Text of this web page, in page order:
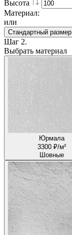
Высота
Материал:
или
Стандартный размер
Шаг 2.
Выбрать материал
Юрмала
3300 ₽/м²
Шовные